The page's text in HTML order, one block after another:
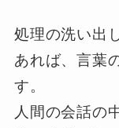
処理の洗い出
あれば、言葉
す。
人間の会話の